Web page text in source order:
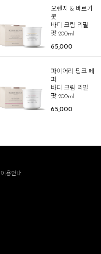
오렌지 & 베르가
못
바디 크림 리필
팟 200ml
65,000
파이어리 핑크 페
퍼
바디 크림 리필
팟 200ml
65,000
이용안내